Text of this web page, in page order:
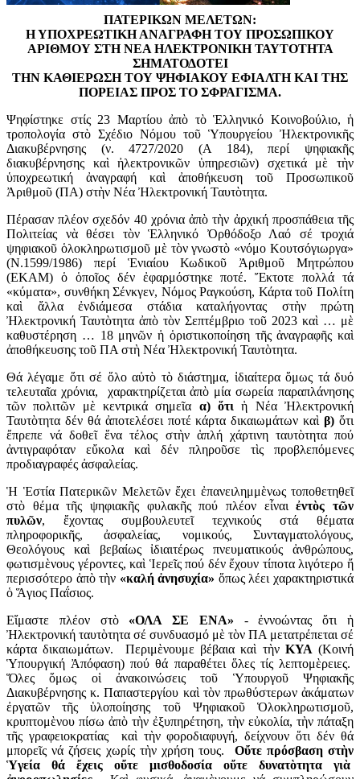
ΠΑΤΕΡΙΚΩΝ ΜΕΛΕΤΩΝ:
Η ΥΠΟΧΡΕΩΤΙΚΗ ΑΝΑΓΡΑΦΗ ΤΟΥ ΠΡΟΣΩΠΙΚΟΥ
ΑΡΙΘΜΟΥ ΣΤΗ ΝΕΑ ΗΛΕΚΤΡΟΝΙΚΗ ΤΑΥΤΟΤΗΤΑ
ΣΗΜΑΤΟΔΟΤΕΙ
ΤΗΝ KΑΘΙΕΡΩΣΗ ΤΟΥ ΨΗΦΙΑΚΟΥ ΕΦΙΑΛΤΗ ΚΑΙ ΤΗΣ
ΠΟΡΕΙΑΣ ΠΡΟΣ ΤΟ ΣΦΡΑΓΙΣΜΑ.
Ψηφίστηκε στίς 23 Μαρτίου ἀπὸ τὸ Ἑλληνικό Κοινοβούλιο, ἡ
τροπολογία στὸ Σχέδιο Νόμου τοῦ Ὑπουργείου Ἠλεκτρονικῆς
Διακυβέρνησης (ν. 4727/2020 (Α 184), περί ψηφιακῆς
διακυβέρνησης καὶ ἠλεκτρονικῶν ὑπηρεσιῶν) σχετικά μὲ τὴν
ὑποχρεωτική ἀναγραφή καὶ ἀποθήκευση τοῦ Προσωπικοῦ
Ἀριθμοῦ (ΠΑ) στὴν Νέα Ἠλεκτρονική Ταυτὸτητα.
Πέρασαν πλέον σχεδόν 40 χρόνια ἀπὸ τὴν ἀρχική προσπάθεια τῆς
Πολιτείας νὰ θέσει τὸν Ἑλληνικό Ὀρθόδοξο Λαό σέ τροχιά
ψηφιακοῦ ὁλοκληρωτισμοῦ μὲ τὸν γνωστὸ «νόμο Κουτσόγιωργα»
(Ν.1599/1986) περί Ἑνιαίου Κωδικοῦ Ἀριθμοῦ Μητρώπου
(ΕΚΑΜ) ὁ ὁποῖος δέν ἐφαρμόστηκε ποτέ. Ἔκτοτε πολλά τά
«κύματα», συνθήκη Σένκγεν, Νόμος Ραγκούση, Κάρτα τοῦ Πολίτη
καὶ ἄλλα ἐνδιάμεσα στάδια καταλήγοντας στὴν πρώτη
Ἠλεκτρονική Ταυτὸτητα ἀπὸ τὸν Σεπτέμβριο τοῦ 2023 καὶ … μὲ
καθυστέρηση … 18 μηνῶν ἡ ὁριστικοποίηση τῆς ἀναγραφῆς καὶ
ἀποθήκευσης τοῦ ΠΑ στὴ Νέα Ἠλεκτρονική Ταυτὸτητα.
Θά λέγαμε ὅτι σέ ὅλο αὐτὸ τὸ διάστημα, ἰδιαίτερα ὅμως τά δυό
τελευταῖα χρόνια, χαρακτηρίζεται ἀπὸ μία σωρεία παραπλάνησης
τῶν πολιτῶν μὲ κεντρικά σημεῖα α)ὅτι ἡ Νέα Ἠλεκτρονική
Ταυτὸτητα δέν θά ἀποτελέσει ποτέ κάρτα δικαιωμάτων καὶβ) ὅτι
ἔπρεπε νά δοθεῖ ἕνα τέλος στὴν ἁπλή χάρτινη ταυτὸτητα πού
ἀντιγραφόταν εὔκολα καὶ δέν πληροῦσε τὶς προβλεπόμενες
προδιαγραφές ἀσφαλείας.
Ἡ Ἑστία Πατερικῶν Μελετῶν ἔχει ἐπανειλημμὲνως τοποθετηθεῖ
στὸ θέμα τῆς ψηφιακῆς φυλακῆς πού πλέον εἶναιἐντὸς τῶν
πυλῶν, ἔχοντας συμβουλευτεῖ τεχνικούς στά θέματα
πληροφορικῆς, ἀσφαλείας, νομικούς, Συνταγματολόγους,
Θεολόγους καὶ βεβαίως ἰδιαιτέρως πνευματικούς ἀνθρώπους,
φωτισμὲνους γέροντες, καὶ Ἱερεῖς πού δέν ἔχουν τίποτα λιγότερο ἤ
περισσότερο ἀπὸ τὴν «καλή ἀνησυχία» ὅπως λέει χαρακτηριστικά
ὁ Ἅγιος Παΐσιος.
Εἴμαστε πλέον στὸ «ΟΛΑ ΣΕ ΕΝΑ» - ἐννοώντας ὅτι ἡ
Ἠλεκτρονική ταυτὸτητα σέ συνδυασμό μὲ τὸν ΠΑ μετατρέπεται σέ
κάρτα δικαιωμάτων. Περιμὲνουμε βέβαια καὶ τὴν ΚΥΑ (Κοινή
Ὑπουργική Ἀπόφαση) πού θά παραθέτει ὅλες τίς λεπτομὲρειες.
Ὅλες ὅμως οἱ ἀνακοινώσεις τοῦ Ὑπουργοῦ Ψηφιακῆς
Διακυβέρνησης κ. Παπαστεργίου καὶ τὸν πρωθύστερων ἀκάματων
ἐργατῶν τῆς ὑλοποίησης τοῦ Ψηφιακοῦ Ὁλοκληρωτισμοῦ,
κρυπτομὲνου πίσω ἀπὸ τὴν ἐξυπηρέτηση, τὴν εὐκολία, τὴν πάταξη
τῆς γραφειοκρατίας καὶ τὴν φοροδιαφυγή, δείχνουν ὅτι δέν θά
μπορεῖς νά ζήσεις χωρίς τὴν χρήση τους. Οὔτε πρόσβαση στὴν
Ὑγεία θά ἔχεις οὔτε μισθοδοσία οὔτε δυνατὸτητα γιὰ